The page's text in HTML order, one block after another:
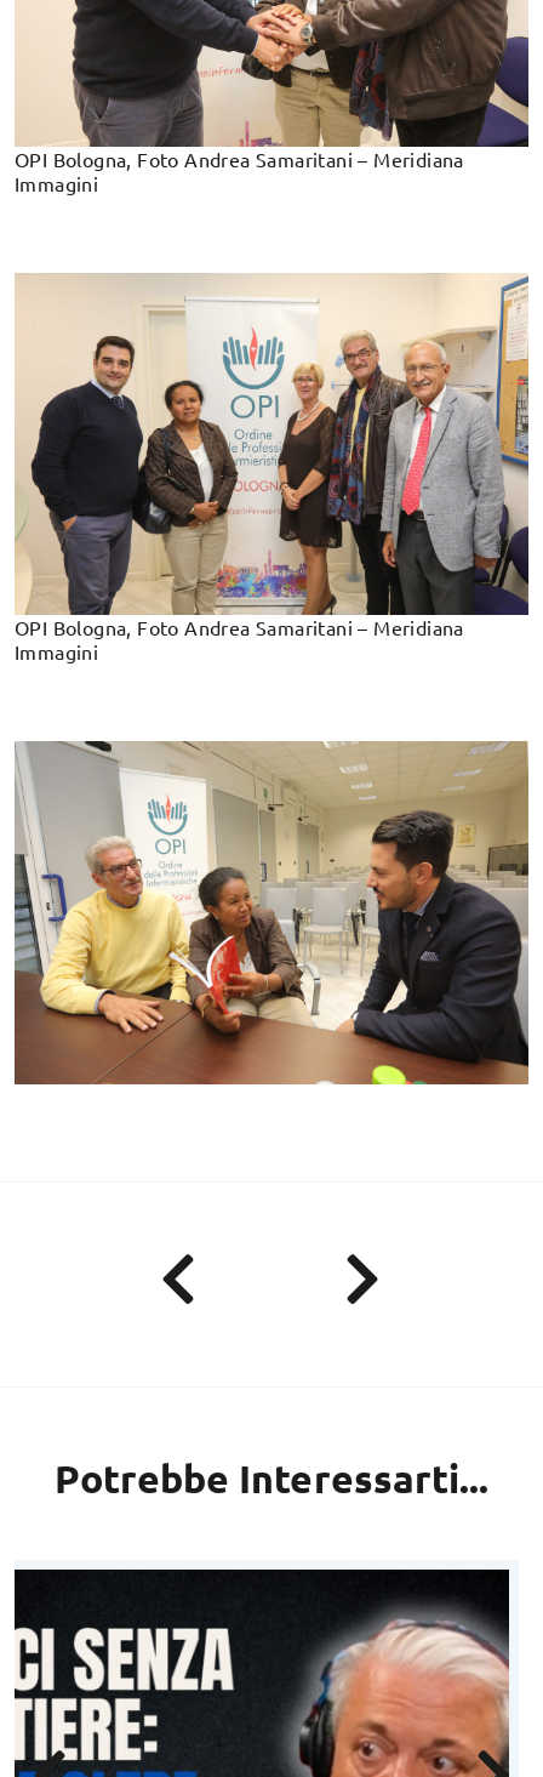
OPI Bologna, Foto Andrea Samaritani – Meridiana
Immagini
OPI Bologna, Foto Andrea Samaritani – Meridiana
Immagini
Potrebbe Interessarti...